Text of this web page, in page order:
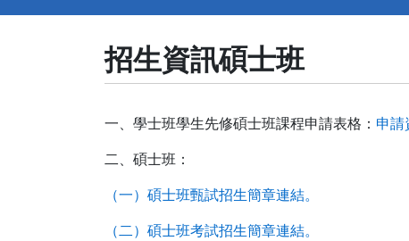
招生資訊碩士班
一、學士班學生先修碩士班課程申請表格： 申
二、碩士班：
（一）碩士班甄試招生簡章連結。
（二）碩士班考試招生簡章連結。